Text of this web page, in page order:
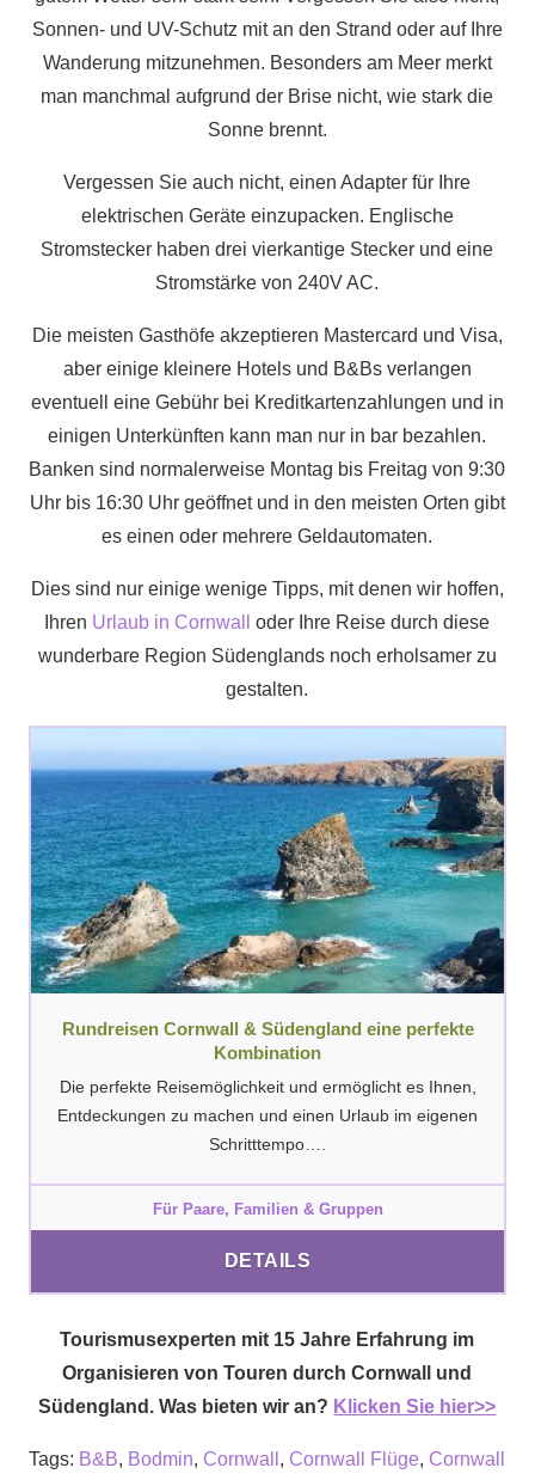
Sonnen- und UV-Schutz mit an den Strand oder auf Ihre
Wanderung mitzunehmen. Besonders am Meer merkt
man manchmal aufgrund der Brise nicht, wie stark die
Sonne brennt.
Vergessen Sie auch nicht, einen Adapter für Ihre
elektrischen Geräte einzupacken. Englische
Stromstecker haben drei vierkantige Stecker und eine
Stromstärke von 240V AC.
Die meisten Gasthöfe akzeptieren Mastercard und Visa,
aber einige kleinere Hotels und B&Bs verlangen
eventuell eine Gebühr bei Kreditkartenzahlungen und in
einigen Unterkünften kann man nur in bar bezahlen.
Banken sind normalerweise Montag bis Freitag von 9:30
Uhr bis 16:30 Uhr geöffnet und in den meisten Orten gibt
es einen oder mehrere Geldautomaten.
Dies sind nur einige wenige Tipps, mit denen wir hoffen,
Ihren Urlaub in Cornwall
oder Ihre Reise durch diese
wunderbare Region Südenglands noch erholsamer zu
gestalten.
Rundreisen Cornwall & Südengland eine perfekte
Kombination
Die perfekte Reisemöglichkeit und ermöglicht es Ihnen,
Entdeckungen zu machen und einen Urlaub im eigenen
Schritttempo….
Für Paare, Familien & Gruppen
DETAILS
Tourismusexperten mit 15 Jahre Erfahrung im
Organisieren von Touren durch Cornwall und
Südengland. Was bieten wir an? Klicken Sie hier>>
Tags: B&B, Bodmin, Cornwall , Cornwall Flüge, Cornwall